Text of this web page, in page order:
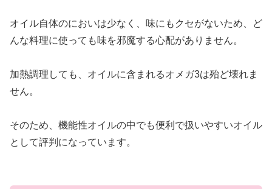
オイル自体のにおいは少なく、味にもクセがないため、ど
んな料理に使っても味を邪魔する心配がありません。
加熱調理しても、オイルに含まれるオメガ3は殆ど壊れま
せん。
そのため、機能性オイルの中でも便利で扱いやすいオイル
として評判になっています。